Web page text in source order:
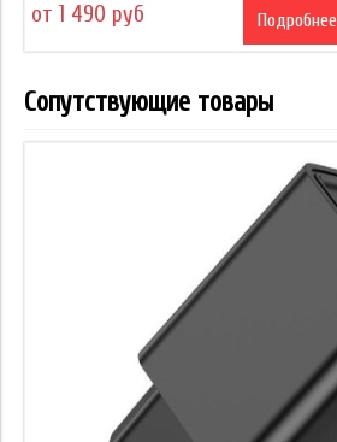
от 1 490 руб Подробнее
Сопутствующие товары